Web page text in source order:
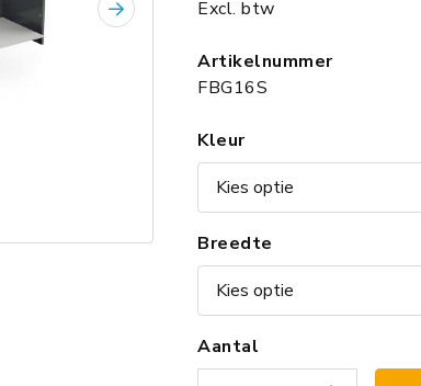
Excl. btw
Artikelnummer
FBG16S
Kleur
Breedte
Aantal